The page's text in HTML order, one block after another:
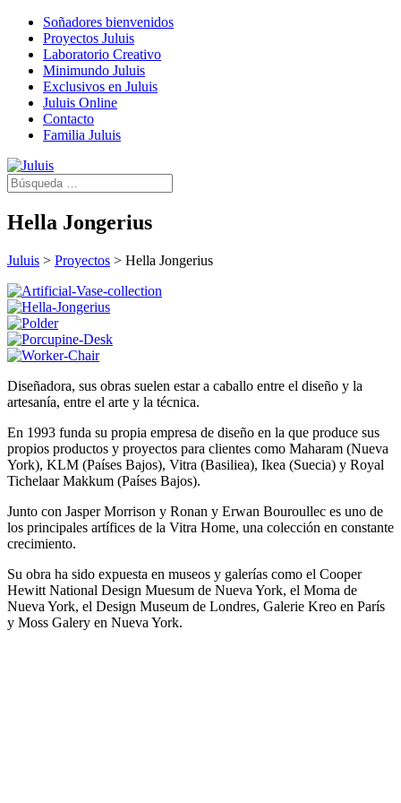
Soñadores bienvenidos
Proyectos Juluis
Laboratorio Creativo
Minimundo Juluis
Exclusivos en Juluis
Juluis Online
Contacto
Familia Juluis
Hella Jongerius
Juluis > Proyectos > Hella Jongerius
Diseñadora, sus obras suelen estar a caballo entre el diseño y la
artesanía, entre el arte y la técnica.
En 1993 funda su propia empresa de diseño en la que produce sus
propios productos y proyectos para clientes como Maharam (Nueva
York), KLM (Países Bajos), Vitra (Basiliea), Ikea (Suecia) y Royal
Tichelaar Makkum (Países Bajos).
Junto con Jasper Morrison y Ronan y Erwan Bouroullec es uno de
los principales artífices de la Vitra Home, una colección en constante
crecimiento.
Su obra ha sido expuesta en museos y galerías como el Cooper
Hewitt National Design Muesum de Nueva York, el Moma de
Nueva York, el Design Museum de Londres, Galerie Kreo en París
y Moss Galery en Nueva York.